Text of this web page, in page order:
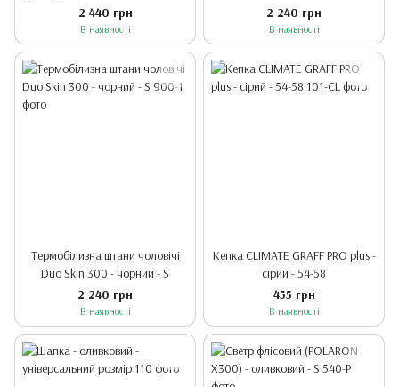
300 - чорний - S
2 440 грн
В наявності
2 240 грн
В наявності
Термобілизна штани чоловічі
Duo Skin 300 - чорний - S
2 240 грн
В наявності
Кепка CLIMATE GRAFF PRO plus -
сірий - 54-58
455 грн
В наявності